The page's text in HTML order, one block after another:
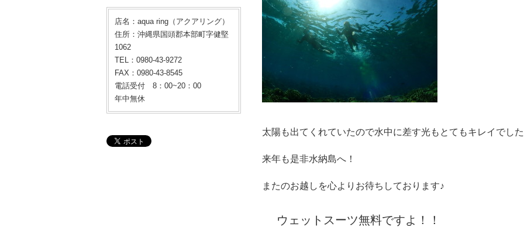
店名：aqua ring（アクアリング）
住所：沖縄県国頭郡本部町字健堅
1062
TEL：0980-43-9272
FAX：0980-43-8545
電話受付 8：00~20：00
年中無休
太陽も出てくれていたので水中に差す光もとてもキレイでし
来年も是非水納島へ！
またのお越しを心よりお待ちしております♪
ウェットスーツ無料ですよ！！